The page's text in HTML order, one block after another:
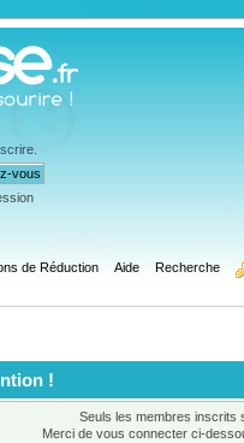
de Réduction Aide Recherche
!
Seuls les membres inscrits
Merci de vous connecter ci-